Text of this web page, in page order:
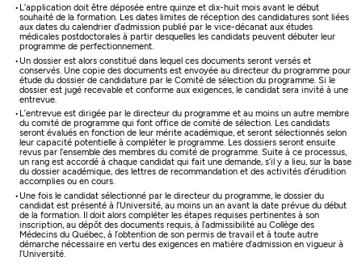
L’application doit être déposée entre quinze et dix-huit mois avant le début
souhaité de la formation. Les dates limites de réception des candidatures sont liées
aux dates du calendrier d’admission publié par le vice-décanat aux études
médicales postdoctorales à partir desquelles les candidats peuvent débuter leur
programme de perfectionnement.
Un dossier est alors constitué dans lequel ces documents seront versés et
conservés. Une copie des documents est envoyée au directeur du programme pour
étude du dossier de candidature par le Comité de sélection du programme. Si le
dossier est jugé recevable et conforme aux exigences, le candidat sera invité à une
entrevue.
L’entrevue est dirigée par le directeur du programme et au moins un autre membre
du comité de programme qui font office de comité de sélection. Les candidats
seront évalués en fonction de leur mérite académique, et seront sélectionnés selon
leur capacité potentielle à compléter le programme. Les dossiers seront ensuite
revus par l’ensemble des membres du comité de programme. Suite à ce processus,
un rang est accordé à chaque candidat qui fait une demande, s’il y a lieu, sur la base
du dossier académique, des lettres de recommandation et des activités d’érudition
accomplies ou en cours.
Une fois le candidat sélectionné par le directeur du programme, le dossier du
candidat est présenté à l’Université, au moins un an avant la date prévue du début
de la formation. Il doit alors compléter les étapes requises pertinentes à son
inscription, au dépôt des documents requis, à l’admissibilité au Collège des
Médecins du Québec, à l’obtention de son permis de travail et à toute autre
démarche nécessaire en vertu des exigences en matière d’admission en vigueur à
l’Université.